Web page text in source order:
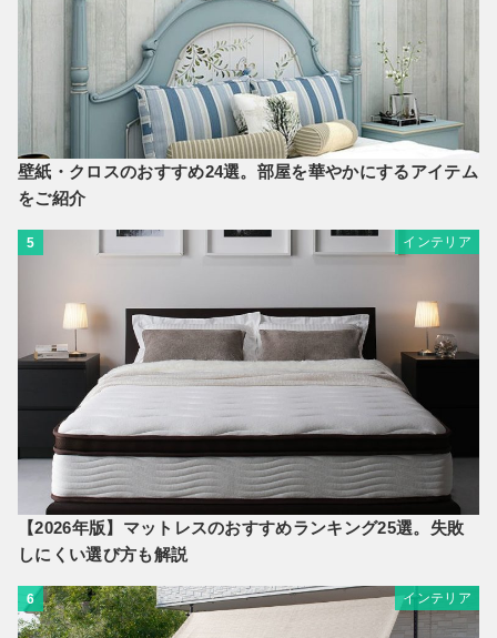
壁紙・クロスのおすすめ24選。部屋を華やかにするアイテム
をご紹介
5 インテリア
【2026年版】マットレスのおすすめランキング25選。失敗
しにくい選び方も解説
6 インテリア